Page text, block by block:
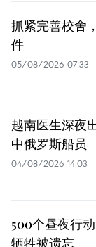
抓紧完善校舍
件
05/08/2026 07:33
越南医生深夜
中俄罗斯船员
04/08/2026 14:03
500个昼夜行
牺牲被遗忘